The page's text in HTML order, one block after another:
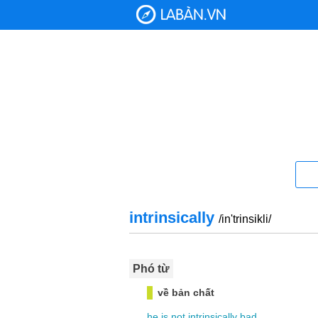
intrinsically /in'trinsikli/
Phó từ
về bản chất